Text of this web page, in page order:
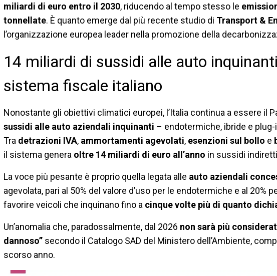
miliardi di euro entro il 2030, riducendo al tempo stesso le
tonnellate. È quanto emerge dal più recente studio di Transport &
l’organizzazione europea leader nella promozione della
14 miliardi di sussidi alle auto
sistema fiscale italiano
Nonostante gli obiettivi climatici europei, l’Italia continua a essere il
sussidi alle auto aziendali inquinanti – endotermiche, ibride e plug-
Tra detrazioni IVA, ammortamenti agevolati, esenzioni sul bollo e
il sistema genera oltre 14 miliardi di euro all’anno in sussidi
La voce più pesante è proprio quella legata alle auto aziendali
agevolata, pari al 50% del valore d’uso per le endotermiche e al 20%
favorire veicoli che inquinano fino a cinque volte più di quanto
Un’anomalia che, paradossalmente, dal 2026 non sarà più
dannoso” secondo il Catalogo SAD del Ministero dell’Ambiente,
scorso anno.